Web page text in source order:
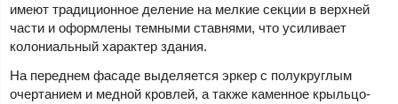
имеют традиционное деление на мелкие секции в верхней
части и оформлены темными ставнями, что усиливает
колониальный характер здания.
На переднем фасаде выделяется эркер с полукруглым
очертанием и медной кровлей, а также каменное крыльцо-